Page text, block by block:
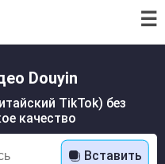
☰
Douyin
TikTok) без
качество
Вставить